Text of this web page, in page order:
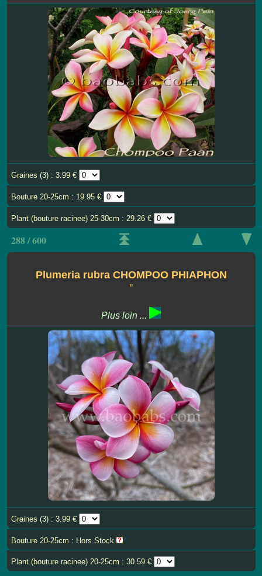
Graines (3) : 3.99 €
Bouture 20-25cm : 19.95 €
Plant (bouture racinee) 25-30cm : 29.26 €
288 / 600
Plumeria rubra CHOMPOO PHIAPHON
''
Plus loin ...
Graines (3) : 3.99 €
Bouture 20-25cm : Hors Stock
Plant (bouture racinee) 20-25cm : 30.59 €